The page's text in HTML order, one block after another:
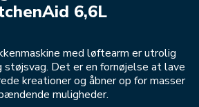
6,6L
med løftearm er utrolig
støjsvag. Det er en fornøjelse at lave
kreationer og åbner op for masser
muligheder.